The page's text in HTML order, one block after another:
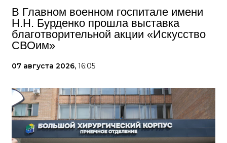
В Главном военном госпитале имени
Н.Н. Бурденко прошла выставка
благотворительной акции «Искусство
СВОим»
07 августа 2026, 16:05